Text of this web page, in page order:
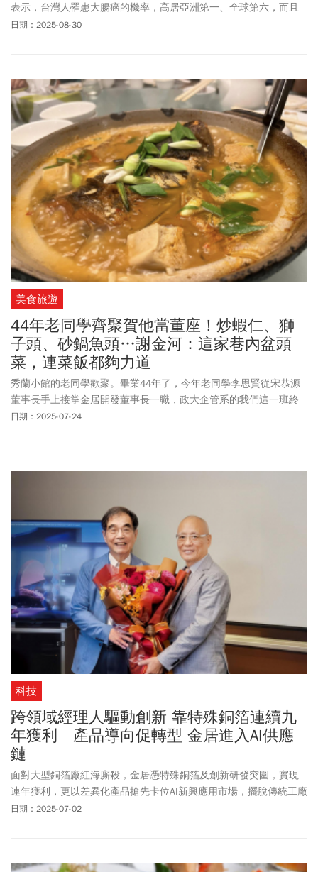
表示，台灣人罹患大腸癌的機率，高居亞洲第一、全球第六，而且
有年輕化的趨勢，分析原因主要與飲食及生活習慣有關，包括攝取
日期：2025-08-30
美食旅遊
44年老同學齊聚賀他當董座！炒蝦仁、獅
子頭、砂鍋魚頭…謝金河：這家巷內盆頭
菜，連菜飯都夠力道
秀蘭小館的老同學歡聚。畢業44年了，今年老同學李思賢從宋恭源
董事長手上接掌金居開發董事長一職，政大企管系的我們這一班終
於有人當上上市公司董事長，又是一項難得的紀錄。
日期：2025-07-24
科技
跨領域經理人驅動創新 靠特殊銅箔連續九
年獲利 產品導向促轉型 金居進入AI供應
鏈
面對大型銅箔廠紅海廝殺，金居憑特殊銅箔及創新研發突圍，實現
連年獲利，更以差異化產品搶先卡位AI新興應用市場，擺脫傳統工廠
定位，掌握未來成長契機。
日期：2025-07-02